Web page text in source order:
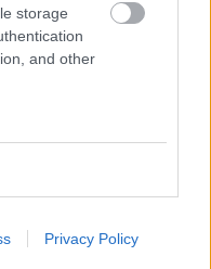
storage
and other
Privacy Policy
számára talán
minthogy
a
együtt.